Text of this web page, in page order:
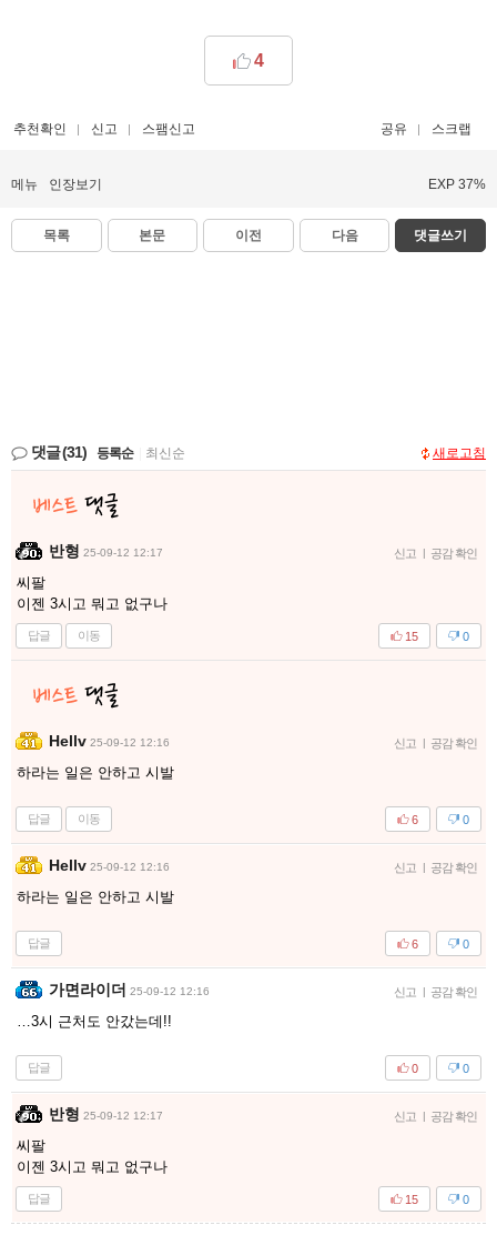
4
추천확인 신고 스팸신고 공유 스크랩
메뉴 인장보기 EXP 37%
목록 본문 이전 다음 댓글쓰기
댓글(31) 등록순 최신순 새로고침
반형 25-09-12 12:17 신고 | 공감 확인
씨팔
이젠 3시고 뭐고 없구나
답글 이동 0
15
Hellv 25-09-12 12:16 신고 | 공감 확인
하라는 일은 안하고 시발
답글 이동 0
6
Hellv 25-09-12 12:16 신고 | 공감 확인
하라는 일은 안하고 시발
답글 0
6
가면라이더 25-09-12 12:16 신고 | 공감 확인
…3시 근처도 안갔는데!!
답글 0
0
반형 25-09-12 12:17 신고 | 공감 확인
씨팔
이젠 3시고 뭐고 없구나
답글 0
15